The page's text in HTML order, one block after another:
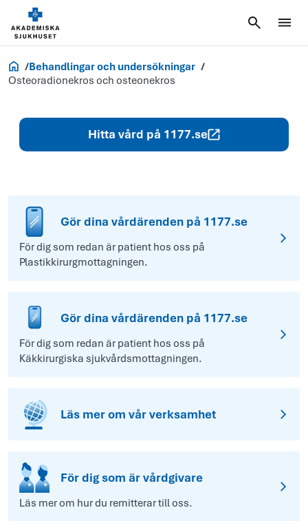
Akademiska.se
Behandlingar och undersökningar
Osteoradionekros och osteonekros
Hitta vård på 1177.se
Gör dina vårdärenden på 1177.se
För dig som redan är patient hos oss på
Plastikkirurgmottagningen.
Gör dina vårdärenden på 1177.se
För dig som redan är patient hos oss på
Käkkirurgiska sjukvårdsmottagningen.
Läs mer om vår verksamhet
För dig som är vårdgivare
Läs mer om hur du remitterar till oss.